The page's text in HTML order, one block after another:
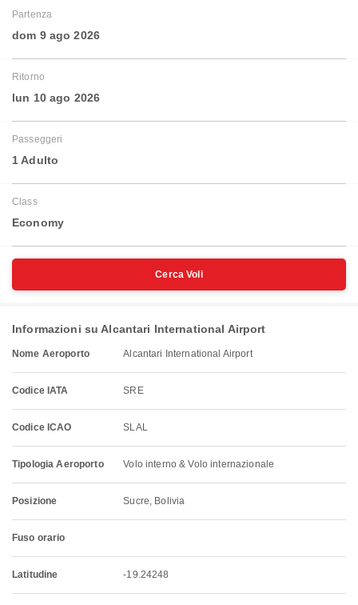
Partenza
dom 9 ago 2026
Ritorno
lun 10 ago 2026
Passeggeri
1 Adulto
Class
Economy
Cerca Voli
Informazioni su Alcantari International Airport
Nome Aeroporto Alcantari International Airport
Codice IATA SRE
Codice ICAO SLAL
Tipologia Aeroporto Volo interno & Volo internazionale
Posizione Sucre, Bolivia
Fuso orario
Latitudine -19.24248